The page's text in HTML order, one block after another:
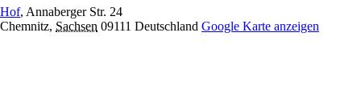
Hof, Annaberger Str. 24
Chemnitz, Sachsen 09111 Deutschland Google Karte anzeigen